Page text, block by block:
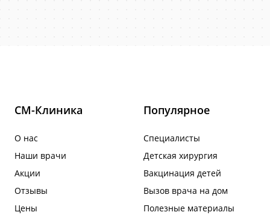
СМ-Клиника
О нас
Наши врачи
Акции
Отзывы
Цены
Популярное
Специалисты
Детская хирургия
Вакцинация детей
Вызов врача на дом
Полезные материалы